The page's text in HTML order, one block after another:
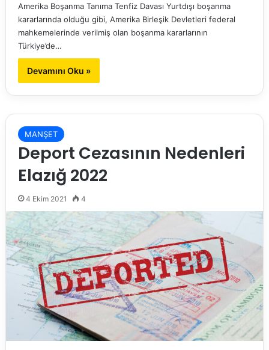
Amerika Boşanma Tanıma Tenfiz Davası Yurtdışı boşanma
kararlarında olduğu gibi, Amerika Birleşik Devletleri federal
mahkemelerinde verilmiş olan boşanma kararlarının
Türkiye’de…
Devamını Oku »
MANŞET
Deport Cezasının Nedenleri
Elazığ 2022
4 Ekim 2021 4